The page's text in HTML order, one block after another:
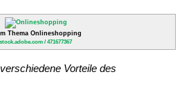
Thema Onlineshopping
/ 471677367
Vorteile des